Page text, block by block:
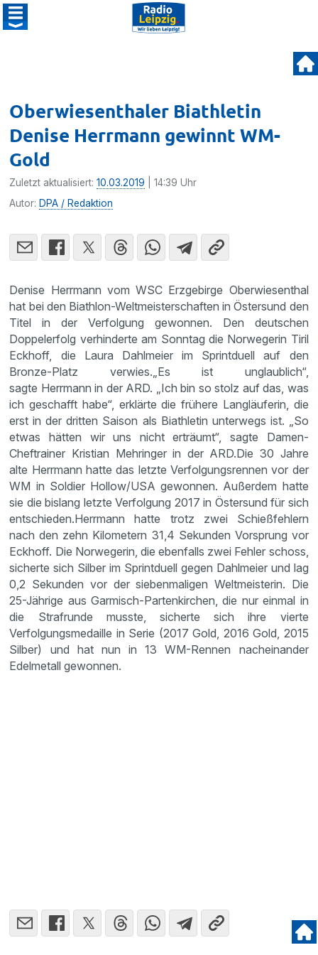
Oberwiesenthaler Biathletin
Denise Herrmann gewinnt WM-
Gold
Zuletzt aktualisiert:10.03.2019 | 14:39 Uhr
Autor: DPA / Redaktion
Denise Herrmann vom WSC Erzgebirge Oberwiesenthal
hat bei den Biathlon-Weltmeisterschaften in Östersund den
Titel in der Verfolgung gewonnen. Den deutschen
Doppelerfolg verhinderte am Sonntag die Norwegerin Tiril
Eckhoff, die Laura Dahlmeier im Sprintduell auf den
Bronze-Platz verwies.„Es ist unglaublich“,
sagte Herrmann in der ARD. „Ich bin so stolz auf das, was
ich geschafft habe“, erklärte die frühere Langläuferin, die
erst in der dritten Saison als Biathletin unterwegs ist. „So
etwas hätten wir uns nicht erträumt“, sagte Damen-
Cheftrainer Kristian Mehringer in der ARD.Die 30 Jahre
alte Herrmann hatte das letzte Verfolgungsrennen vor der
WM in Soldier Hollow/USA gewonnen. Außerdem hatte
sie die bislang letzte Verfolgung 2017 in Östersund für sich
entschieden.Herrmann hatte trotz zwei Schießfehlern
nach den zehn Kilometern 31,4 Sekunden Vorsprung vor
Eckhoff. Die Norwegerin, die ebenfalls zwei Fehler schoss,
sicherte sich Silber im Sprintduell gegen Dahlmeier und lag
0,2 Sekunden vor der siebenmaligen Weltmeisterin. Die
25-Jährige aus Garmisch-Partenkirchen, die nur einmal in
die Strafrunde musste, sicherte sich ihre vierte
Verfolgungsmedaille in Serie (2017 Gold, 2016 Gold, 2015
Silber) und hat nun in 13 WM-Rennen nacheinander
Edelmetall gewonnen.